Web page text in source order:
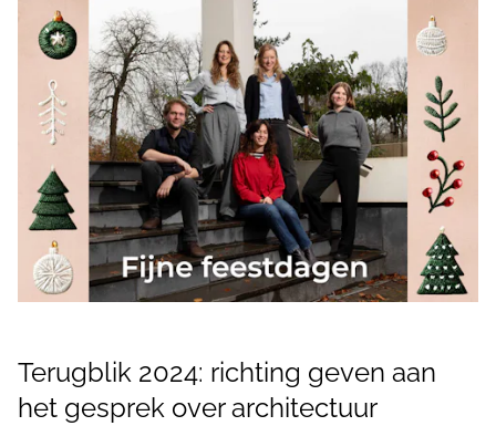
Terugblik 2024: richting geven aan
het gesprek over architectuur